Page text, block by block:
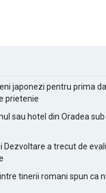
japonezi pentru prima
prietenie
sau hotel din Oradea sub
Dezvoltare a trecut de
tinerii romani spun ca